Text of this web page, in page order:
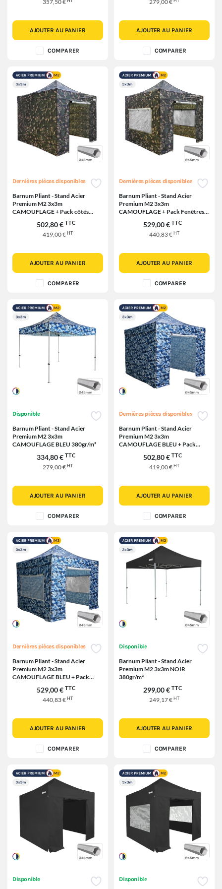
357,50 €
AJOUTER AU PANIER
COMPARER
279,00 €
AJOUTER AU PANIER
COMPARER
Dernières pièces disponibles
Barnum Pliant - Stand Acier
Premium M2 3x3m
CAMOUFLAGE + Pack côtés
502,80 € TTC
419,00 €HT
AJOUTER AU PANIER
COMPARER
Dernières pièces disponibles
Barnum Pliant - Stand Acier
Premium M2 3x3m
CAMOUFLAGE + Pack Fenêtres
Moustiquaires 380gr/m²
529,00 € TTC
440,83 €HT
AJOUTER AU PANIER
COMPARER
Disponible
Barnum Pliant - Stand Acier
Premium M2 3x3m
CAMOUFLAGE BLEU 380gr/m²
334,80 € TTC
279,00 €HT
AJOUTER AU PANIER
COMPARER
Dernières pièces disponibles
Barnum Pliant - Stand Acier
Premium M2 3x3m
CAMOUFLAGE BLEU + Pack
502,80 € TTC
419,00 €HT
AJOUTER AU PANIER
COMPARER
Dernières pièces disponibles
Barnum Pliant - Stand Acier
Premium M2 3x3m
CAMOUFLAGE BLEU + Pack
Fenêtres Moustiquaires 380gr/m²
529,00 € TTC
440,83 €HT
AJOUTER AU PANIER
COMPARER
Disponible
Barnum Pliant - Stand Acier
Premium M2 3x3m NOIR
380gr/m²
299,00 € TTC
249,17 €HT
AJOUTER AU PANIER
COMPARER
Disponible Disponible